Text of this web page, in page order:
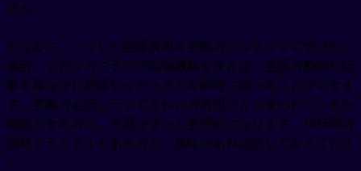
せん。
ちなみに、こうした英語表現を実際のコンテンツで学びたい
場合、ミガクのブラウザ拡張機能を使えば、英語の動画や記
事を見ながら単語やイディオムを瞬時に調べることができま
す。実際の会話シーンでこれらの表現がどう使われているか
確認できるので、学習がずっと実用的になります。10日間の
無料トライアルもあるので、興味があれば試してみてくださ
い。